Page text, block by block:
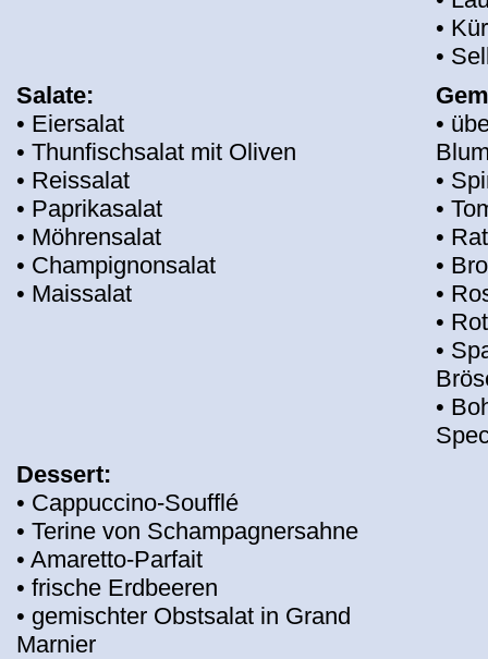
•
•
Salate:
• Eiersalat
• Thunfischsalat mit Oliven
• Reissalat
• Paprikasalat
• Möhrensalat
• Champignonsalat
• Maissalat
•
•
•
•
•
•
•
•
•
Dessert:
• Cappuccino-Soufflé
• Terine von Schampagnersahne
• Amaretto-Parfait
• frische Erdbeeren
• gemischter Obstsalat in Grand
Marnier